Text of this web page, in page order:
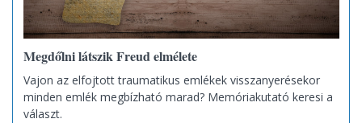
Megdőlni látszik Freud elmélete
Vajon az elfojtott traumatikus emlékek visszanyerésekor
minden emlék megbízható marad? Memóriakutató keresi a
választ.